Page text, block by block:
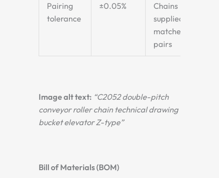
Pairing
tolerance
±0.05%
Chains
supplied in
matched
pairs
Image alt text: “C2052 double-pitch
conveyor roller chain technical drawing
bucket elevator Z-type”
Bill of Materials (BOM)